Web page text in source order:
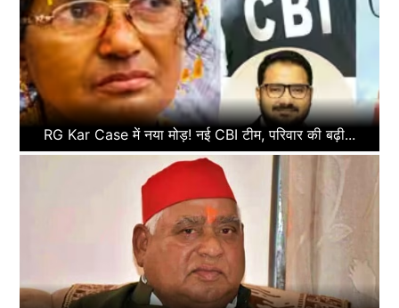
RG Kar Case में नया मोड़! नई CBI टीम, परिवार की बढ़ी...